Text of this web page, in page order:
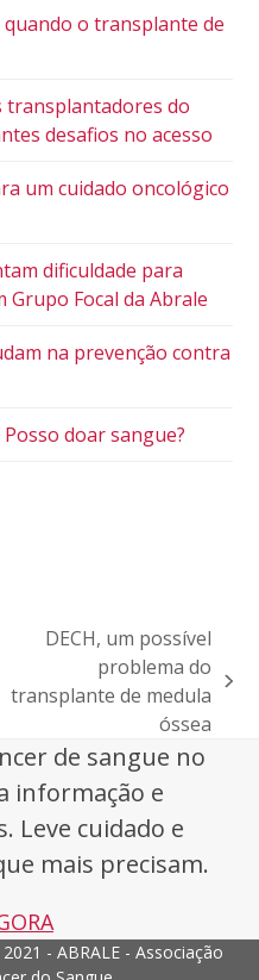
quando o transplante de
transplantadores do
desafios no acesso
um cuidado oncológico
dificuldade para
Grupo Focal da Abrale
na prevenção contra
doar sangue?
next
DECH, um possível
problema do
transplante de medula
óssea
de sangue no
informação e
Leve cuidado e
mais precisam.
- ABRALE - Associação